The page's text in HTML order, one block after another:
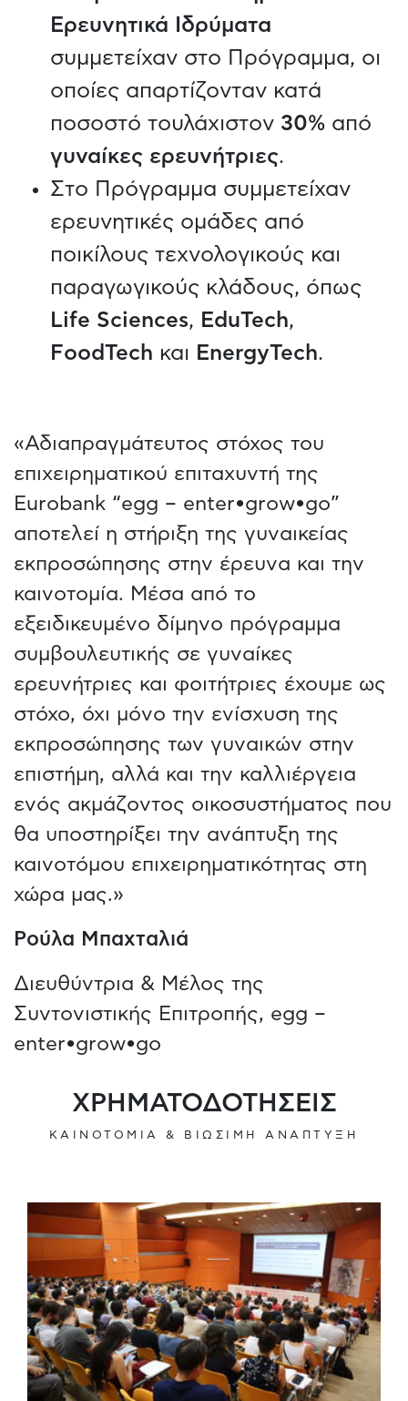
Ερευνητικά Ιδρύματα
συμμετείχαν στο Πρόγραμμα, οι
οποίες απαρτίζονταν κατά
ποσοστό τουλάχιστον 30% από
γυναίκες ερευνήτριες.
Στο Πρόγραμμα συμμετείχαν
ερευνητικές ομάδες από
ποικίλους τεχνολογικούς και
παραγωγικούς κλάδους, όπως
Life Sciences, EduTech,
FoodTech και EnergyTech.
«Αδιαπραγμάτευτος στόχος του
επιχειρηματικού επιταχυντή της
Eurobank “egg – enter•grow•go”
αποτελεί η στήριξη της γυναικείας
εκπροσώπησης στην έρευνα και την
καινοτομία. Μέσα από το
εξειδικευμένο δίμηνο πρόγραμμα
συμβουλευτικής σε γυναίκες
ερευνήτριες και φοιτήτριες έχουμε ως
στόχο, όχι μόνο την ενίσχυση της
εκπροσώπησης των γυναικών στην
επιστήμη, αλλά και την καλλιέργεια
ενός ακμάζοντος οικοσυστήματος που
θα υποστηρίξει την ανάπτυξη της
καινοτόμου επιχειρηματικότητας στη
χώρα μας.»
Ρούλα Μπαχταλιά
Διευθύντρια & Μέλος της
Συντονιστικής Επιτροπής, egg –
enter•grow•go
ΧΡΗΜΑΤΟΔΟΤΗΣΕΙΣ
ΚΑΙΝΟΤΟΜΙΑ & ΒΙΩΣΙΜΗ ΑΝΑΠΤΥΞΗ